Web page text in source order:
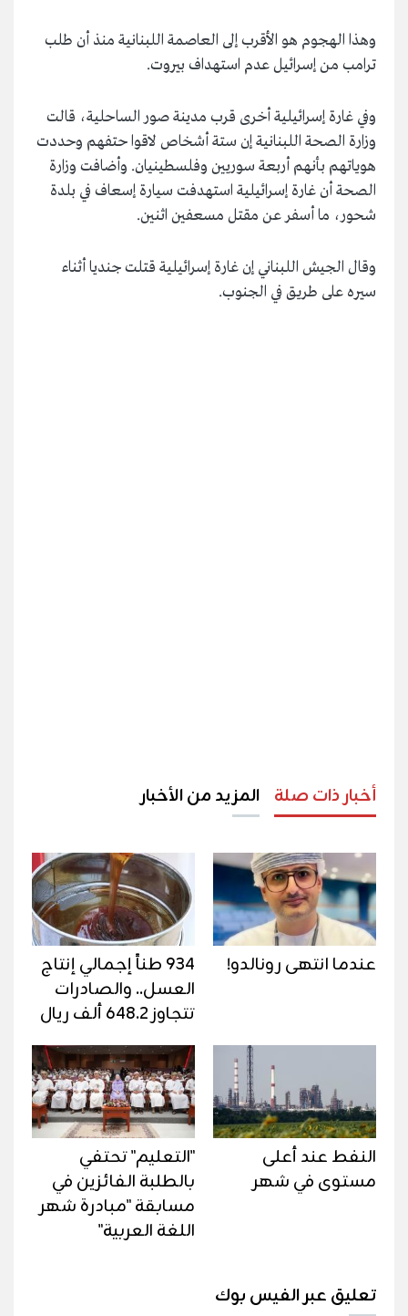
وهذا الهجوم هو الأقرب إلى العاصمة اللبنانية منذ أن طلب
ترامب من إسرائيل عدم استهداف بيروت.
وفي غارة إسرائيلية أخرى قرب مدينة صور الساحلية، قالت
وزارة الصحة اللبنانية إن ستة أشخاص لاقوا حتفهم وحددت
هوياتهم بأنهم أربعة سوريين وفلسطينيان. وأضافت وزارة
الصحة أن غارة إسرائيلية استهدفت سيارة إسعاف في بلدة
شحور، ما أسفر عن مقتل مسعفين اثنين.
وقال الجيش اللبناني إن غارة إسرائيلية قتلت جنديا أثناء
سيره على طريق في الجنوب.
أخبار ذات صلة المزيد من الأخبار
عندما انتهى رونالدو!
934 طناً إجمالي إنتاج
العسل.. والصادرات
تتجاوز 648.2 ألف ريال
النفط عند أعلى
مستوى في شهر
"التعليم" تحتفي
بالطلبة الفائزين في
مسابقة "مبادرة شهر
اللغة العربية"
تعليق عبر الفيس بوك